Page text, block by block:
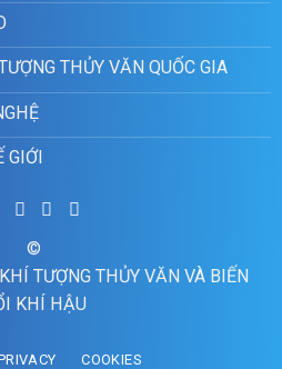
THỦY VĂN QUỐC GIA
GIỚI
©
TƯỢNG THỦY VĂN VÀ BIẾN
KHÍ HẬU
COOKIES